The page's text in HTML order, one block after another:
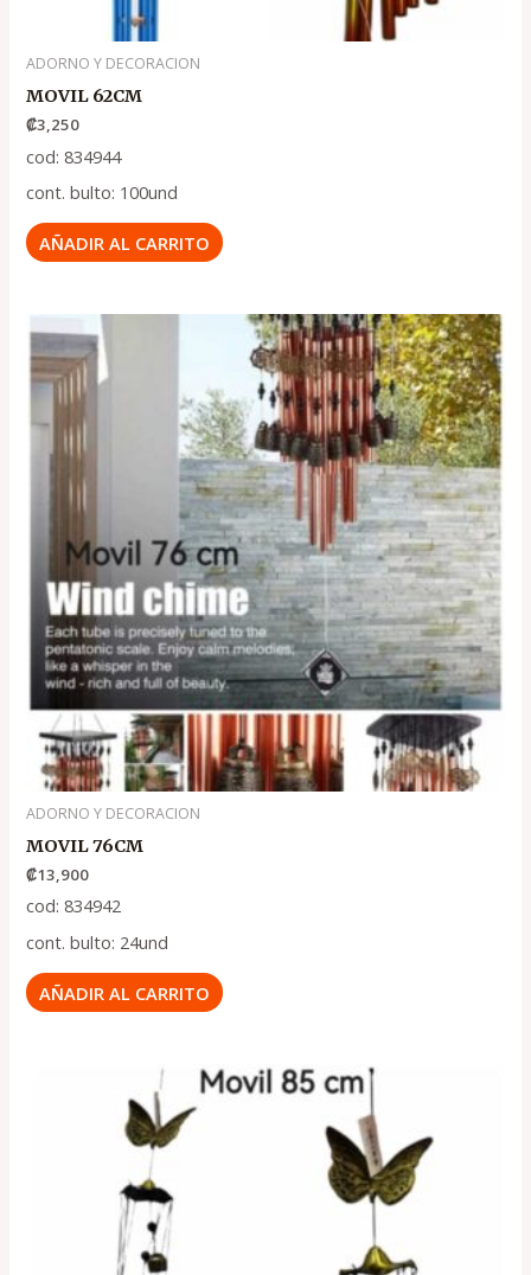
ADORNO Y DECORACION
MOVIL 62CM
₡3,250
cod: 834944
cont. bulto: 100und
AÑADIR AL CARRITO
ADORNO Y DECORACION
MOVIL 76CM
₡13,900
cod: 834942
cont. bulto: 24und
AÑADIR AL CARRITO